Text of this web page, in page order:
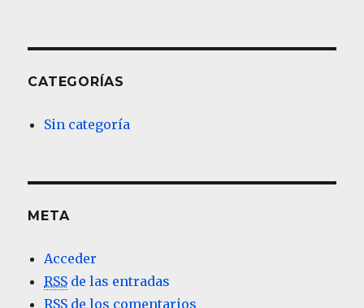
CATEGORÍAS
Sin categoría
META
Acceder
RSS de las entradas
RSS de los comentarios